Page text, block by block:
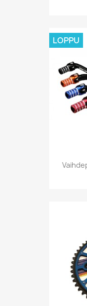
LOPPU